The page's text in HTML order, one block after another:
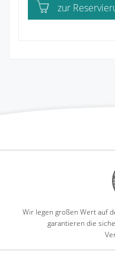
zur
Wir legen großen Wert auf
garantieren die